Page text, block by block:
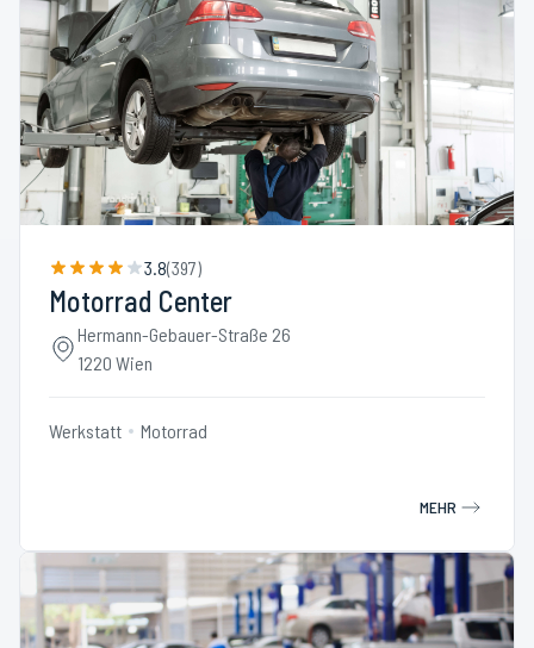
3.8(397)
Motorrad Center
Hermann-Gebauer-Straße 26
1220 Wien
Werkstatt Motorrad
MEHR